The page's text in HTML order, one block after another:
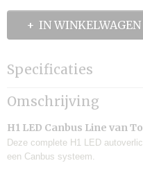
IN WINKELWAGEN
Specificaties
Productcode
H1 LED
EAN code
7446000143126
Levertijd:
Omschrijving
H1 LED Canbus Line van
Deze complete H1 LED
een Canbus systeem.